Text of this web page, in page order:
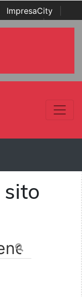
ImpresaCity
Awards | Italian
sito